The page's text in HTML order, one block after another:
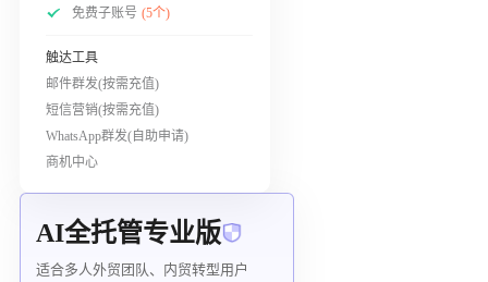
免费子账号 (5个)
触达工具
邮件群发(按需充值)
短信营销(按需充值)
WhatsApp群发(自助申请)
商机中心
AI全托管专业版
适合多人外贸团队、内贸转型用户